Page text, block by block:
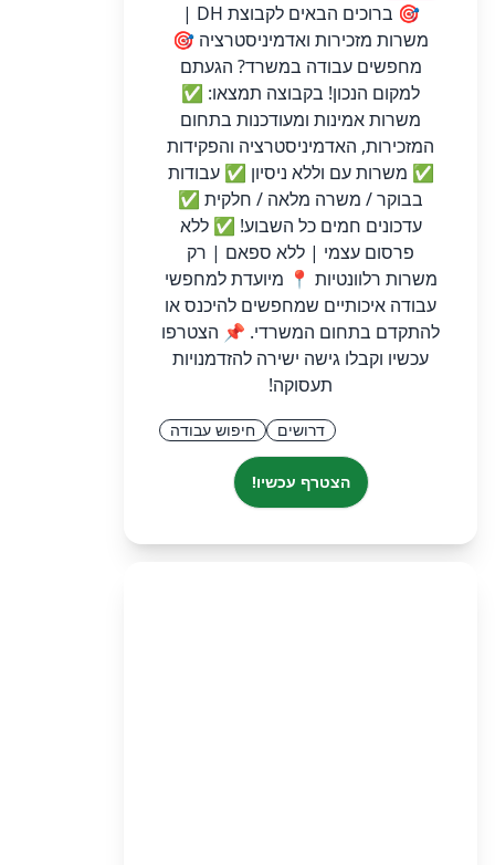
🎯 ברוכים הבאים לקבוצת DH |
משרות מזכירות ואדמיניסטרציה 🎯
מחפשים עבודה במשרד? הגעתם
למקום הנכון! בקבוצה תמצאו: ✅
משרות אמינות ומעודכנות בתחום
המזכירות, האדמיניסטרציה והפקידות
✅ משרות עם וללא ניסיון ✅ עבודות
בבוקר / משרה מלאה / חלקית ✅
עדכונים חמים כל השבוע! ✅ ללא
פרסום עצמי | ללא ספאם | רק
משרות רלוונטיות 📍 מיועדת למחפשי
עבודה איכותיים שמחפשים להיכנס או
להתקדם בתחום המשרדי. 📌 הצטרפו
עכשיו וקבלו גישה ישירה להזדמנויות
תעסוקה!
דרושים חיפוש עבודה
הצטרף עכשיו!